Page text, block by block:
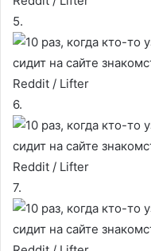
5.
Reddit / Lifter
6.
Reddit / Lifter
7.